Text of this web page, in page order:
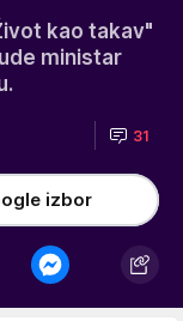
kao takav"
ministar
31
izbor